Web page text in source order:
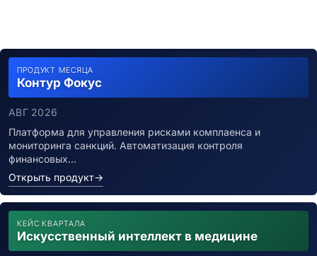
ПРОДУКТ МЕСЯЦА
Контур Фокус
АВГ 2026
Платформа для управления рисками комплаенса и
мониторинга санкций. Автоматизация контроля
финансовых…
Открыть продукт→
КЕЙС КВАРТАЛА
Искусственный интеллект в медицине